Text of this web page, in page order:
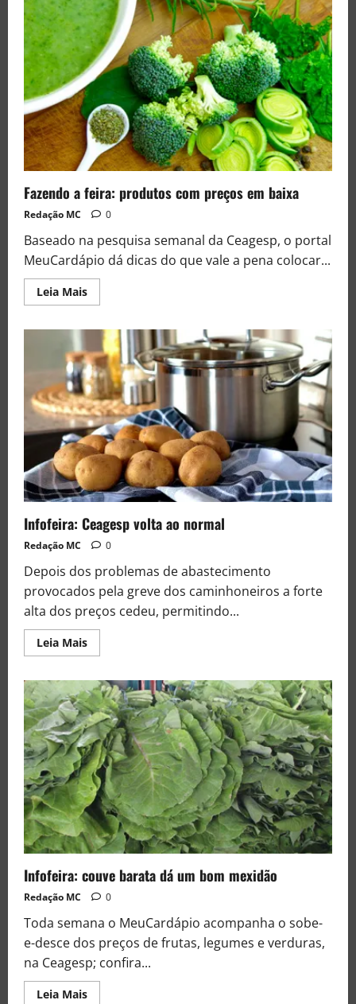
Fazendo a feira: produtos com preços em baixa
Redação MC 0
Baseado na pesquisa semanal da Ceagesp, o portal
MeuCardápio dá dicas do que vale a pena colocar...
Leia Mais
Infofeira: Ceagesp volta ao normal
Redação MC 0
Depois dos problemas de abastecimento
provocados pela greve dos caminhoneiros a forte
alta dos preços cedeu, permitindo...
Leia Mais
Infofeira: couve barata dá um bom mexidão
Redação MC 0
Toda semana o MeuCardápio acompanha o sobe-
e-desce dos preços de frutas, legumes e verduras,
na Ceagesp; confira...
Leia Mais